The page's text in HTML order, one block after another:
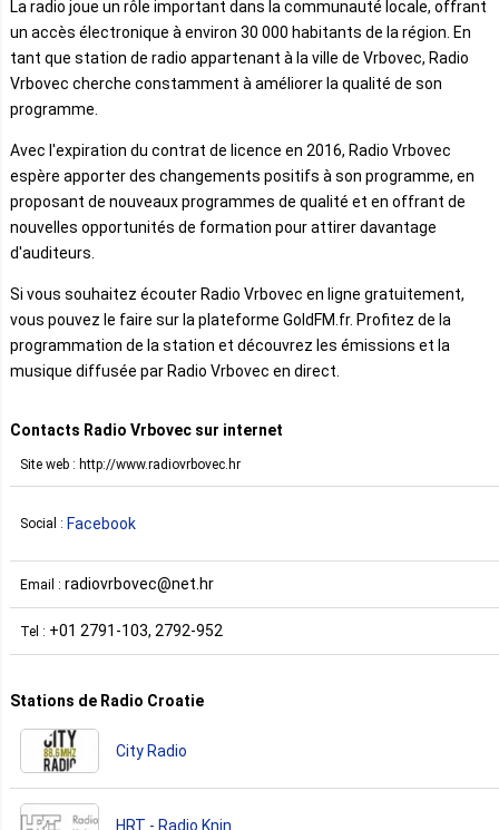
La radio joue un rôle important dans la communauté locale, offrant
un accès électronique à environ 30 000 habitants de la région. En
tant que station de radio appartenant à la ville de Vrbovec, Radio
Vrbovec cherche constamment à améliorer la qualité de son
programme.
Avec l'expiration du contrat de licence en 2016, Radio Vrbovec
espère apporter des changements positifs à son programme, en
proposant de nouveaux programmes de qualité et en offrant de
nouvelles opportunités de formation pour attirer davantage
d'auditeurs.
Si vous souhaitez écouter Radio Vrbovec en ligne gratuitement,
vous pouvez le faire sur la plateforme GoldFM.fr. Profitez de la
programmation de la station et découvrez les émissions et la
musique diffusée par Radio Vrbovec en direct.
Contacts Radio Vrbovec sur internet
Site web : http://www.radiovrbovec.hr
Social : Facebook
Email : radiovrbovec@net.hr
Tel : +01 2791-103, 2792-952
Stations de Radio Croatie
City Radio
HRT - Radio Knin